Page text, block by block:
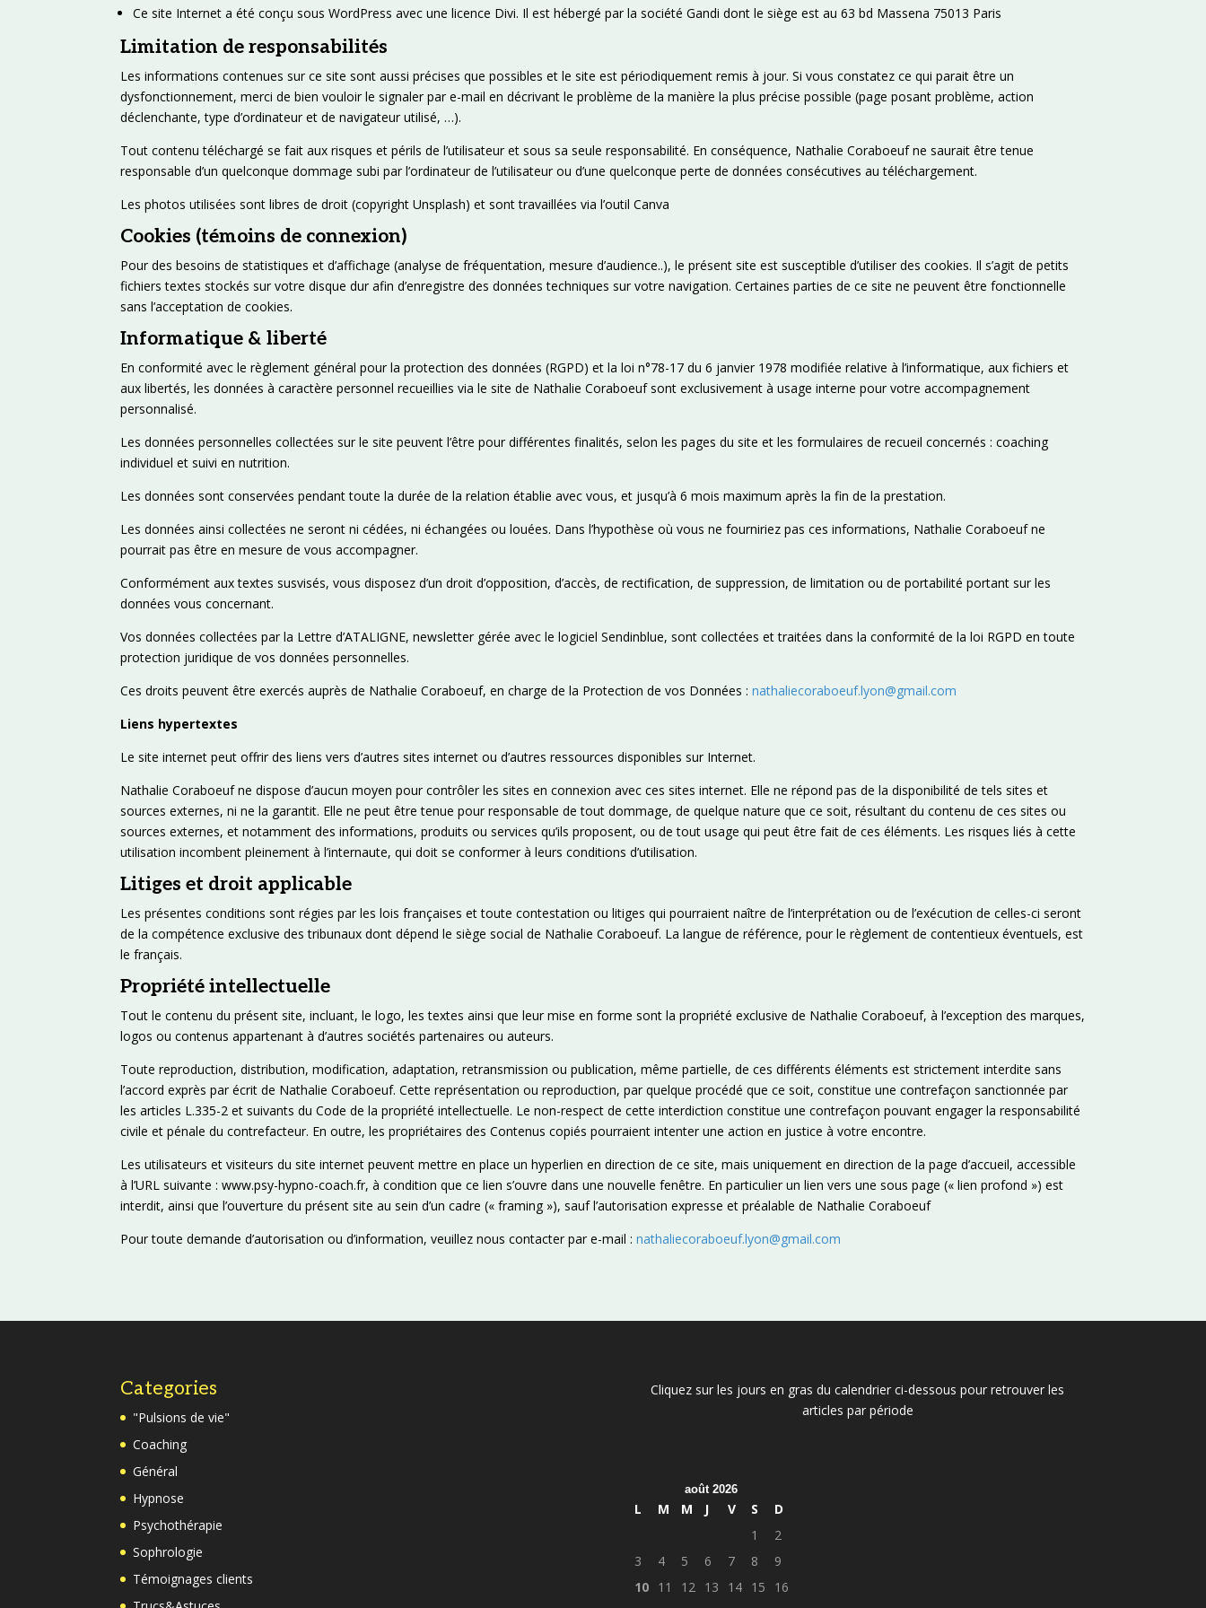
Ce site Internet a été conçu sous WordPress avec une licence Divi. Il est hébergé par la société Gandi dont le siège est au 63 bd Massena 75013 Paris
Limitation de responsabilités
Les informations contenues sur ce site sont aussi précises que possibles et le site est périodiquement remis à jour. Si vous constatez ce qui parait être un
dysfonctionnement, merci de bien vouloir le signaler par e-mail en décrivant le problème de la manière la plus précise possible (page posant problème, action
déclenchante, type d’ordinateur et de navigateur utilisé, …).
Tout contenu téléchargé se fait aux risques et périls de l’utilisateur et sous sa seule responsabilité. En conséquence, Nathalie Coraboeuf ne saurait être tenue
responsable d’un quelconque dommage subi par l’ordinateur de l’utilisateur ou d’une quelconque perte de données consécutives au téléchargement.
Les photos utilisées sont libres de droit (copyright Unsplash) et sont travaillées via l’outil Canva
Cookies (témoins de connexion)
Pour des besoins de statistiques et d’affichage (analyse de fréquentation, mesure d’audience..), le présent site est susceptible d’utiliser des cookies. Il s’agit de petits
fichiers textes stockés sur votre disque dur afin d’enregistre des données techniques sur votre navigation. Certaines parties de ce site ne peuvent être fonctionnelle
sans l’acceptation de cookies.
Informatique & liberté
En conformité avec le règlement général pour la protection des données (RGPD) et la loi n°78-17 du 6 janvier 1978 modifiée relative à l’informatique, aux fichiers et
aux libertés, les données à caractère personnel recueillies via le site de Nathalie Coraboeuf sont exclusivement à usage interne pour votre accompagnement
personnalisé.
Les données personnelles collectées sur le site peuvent l’être pour différentes finalités, selon les pages du site et les formulaires de recueil concernés : coaching
individuel et suivi en nutrition.
Les données sont conservées pendant toute la durée de la relation établie avec vous, et jusqu’à 6 mois maximum après la fin de la prestation.
Les données ainsi collectées ne seront ni cédées, ni échangées ou louées. Dans l’hypothèse où vous ne fourniriez pas ces informations, Nathalie Coraboeuf ne
pourrait pas être en mesure de vous accompagner.
Conformément aux textes susvisés, vous disposez d’un droit d’opposition, d’accès, de rectification, de suppression, de limitation ou de portabilité portant sur les
données vous concernant.
Vos données collectées par la Lettre d’ATALIGNE, newsletter gérée avec le logiciel Sendinblue, sont collectées et traitées dans la conformité de la loi RGPD en toute
protection juridique de vos données personnelles.
Ces droits peuvent être exercés auprès de Nathalie Coraboeuf, en charge de la Protection de vos Données : nathaliecoraboeuf.lyon@gmail.com
Liens hypertextes
Le site internet peut offrir des liens vers d’autres sites internet ou d’autres ressources disponibles sur Internet.
Nathalie Coraboeuf ne dispose d’aucun moyen pour contrôler les sites en connexion avec ces sites internet. Elle ne répond pas de la disponibilité de tels sites et
sources externes, ni ne la garantit. Elle ne peut être tenue pour responsable de tout dommage, de quelque nature que ce soit, résultant du contenu de ces sites ou
sources externes, et notamment des informations, produits ou services qu’ils proposent, ou de tout usage qui peut être fait de ces éléments. Les risques liés à cette
utilisation incombent pleinement à l’internaute, qui doit se conformer à leurs conditions d’utilisation.
Litiges et droit applicable
Les présentes conditions sont régies par les lois françaises et toute contestation ou litiges qui pourraient naître de l’interprétation ou de l’exécution de celles-ci seront
de la compétence exclusive des tribunaux dont dépend le siège social de Nathalie Coraboeuf. La langue de référence, pour le règlement de contentieux éventuels, est
le français.
Propriété intellectuelle
Tout le contenu du présent site, incluant, le logo, les textes ainsi que leur mise en forme sont la propriété exclusive de Nathalie Coraboeuf, à l’exception des marques,
logos ou contenus appartenant à d’autres sociétés partenaires ou auteurs.
Toute reproduction, distribution, modification, adaptation, retransmission ou publication, même partielle, de ces différents éléments est strictement interdite sans
l’accord exprès par écrit de Nathalie Coraboeuf. Cette représentation ou reproduction, par quelque procédé que ce soit, constitue une contrefaçon sanctionnée par
les articles L.335-2 et suivants du Code de la propriété intellectuelle. Le non-respect de cette interdiction constitue une contrefaçon pouvant engager la responsabilité
civile et pénale du contrefacteur. En outre, les propriétaires des Contenus copiés pourraient intenter une action en justice à votre encontre.
Les utilisateurs et visiteurs du site internet peuvent mettre en place un hyperlien en direction de ce site, mais uniquement en direction de la page d’accueil, accessible
à l’URL suivante : www.psy-hypno-coach.fr, à condition que ce lien s’ouvre dans une nouvelle fenêtre. En particulier un lien vers une sous page (« lien profond ») est
interdit, ainsi que l’ouverture du présent site au sein d’un cadre (« framing »), sauf l’autorisation expresse et préalable de Nathalie Coraboeuf
Pour toute demande d’autorisation ou d’information, veuillez nous contacter par e-mail : nathaliecoraboeuf.lyon@gmail.com
Categories
"Pulsions de vie"
Coaching
Général
Hypnose
Psychothérapie
Sophrologie
Témoignages clients
Cliquez sur les jours en gras du calendrier ci-dessous pour retrouver les
articles par période
août 2026
L M M J V S
D
1
2
3
4 5 6 7 8
9
10
11 12 13 14 15
16